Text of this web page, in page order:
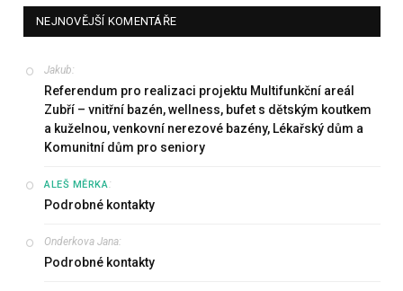
NEJNOVĚJŠÍ KOMENTÁŘE
Jakub:
Referendum pro realizaci projektu Multifunkční areál
Zubří – vnitřní bazén, wellness, bufet s dětským koutkem
a kuželnou, venkovní nerezové bazény, Lékařský dům a
Komunitní dům pro seniory
ALEŠ MĚRKA :
Podrobné kontakty
Onderkova Jana:
Podrobné kontakty